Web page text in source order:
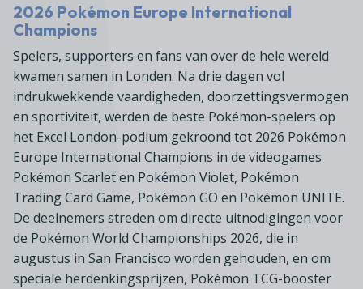
2026 Pokémon Europe International
Champions
Spelers, supporters en fans van over de hele wereld
kwamen samen in Londen. Na drie dagen vol
indrukwekkende vaardigheden, doorzettingsvermogen
en sportiviteit, werden de beste Pokémon-spelers op
het Excel London-podium gekroond tot 2026 Pokémon
Europe International Champions in de videogames
Pokémon Scarlet en Pokémon Violet, Pokémon
Trading Card Game, Pokémon GO en Pokémon UNITE.
De deelnemers streden om directe uitnodigingen voor
de Pokémon World Championships 2026, die in
augustus in San Francisco worden gehouden, en om
speciale herdenkingsprijzen, Pokémon TCG-booster